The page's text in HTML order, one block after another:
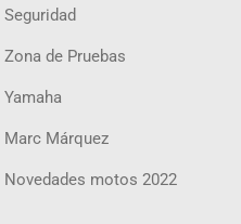
Seguridad
Zona de Pruebas
Yamaha
Marc Márquez
Novedades motos 2022